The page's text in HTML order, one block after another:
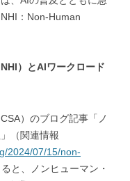
：Non-Human
）とAIワークロード
）のブログ記事「ノ
（関連情報
2024/07/15/non-
と、ノンヒューマン・